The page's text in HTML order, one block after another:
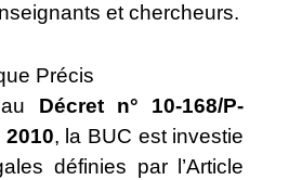
et chercheurs.
Précis
Décret n° 10-168/P-
2010, la BUC est investie
définies par l’Article